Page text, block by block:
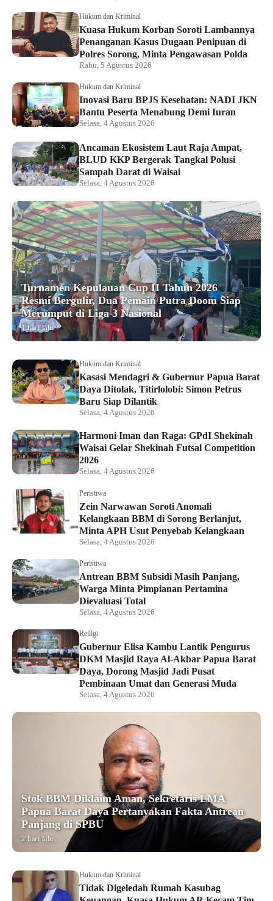
Hukum dan Kriminal
Kuasa Hukum Korban Soroti Lambannya
Penanganan Kasus Dugaan Penipuan di
Polres Sorong, Minta Pengawasan Polda
Rabu, 5 Agustus 2026
Hukum dan Kriminal
Inovasi Baru BPJS Kesehatan: NADI JKN
Bantu Peserta Menabung Demi Iuran
Selasa, 4 Agustus 2026
Ancaman Ekosistem Laut Raja Ampat,
BLUD KKP Bergerak Tangkal Polusi
Sampah Darat di Waisai
Selasa, 4 Agustus 2026
Turnamen Kepulauan Cup II Tahun 2026
Resmi Bergulir, Dua Pemain Putra Doom Siap
Merumput di Liga 3 Nasional
1 hari lalu
Hukum dan Kriminal
Kasasi Mendagri & Gubernur Papua Barat
Daya Ditolak, Titirlolobi: Simon Petrus
Baru Siap Dilantik
Selasa, 4 Agustus 2026
Harmoni Iman dan Raga: GPdI Shekinah
Waisai Gelar Shekinah Futsal Competition
2026
Selasa, 4 Agustus 2026
Peristiwa
Zein Narwawan Soroti Anomali
Kelangkaan BBM di Sorong Berlanjut,
Minta APH Usut Penyebab Kelangkaan
Selasa, 4 Agustus 2026
Peristiwa
Antrean BBM Subsidi Masih Panjang,
Warga Minta Pimpianan Pertamina
Dievaluasi Total
Selasa, 4 Agustus 2026
Reiligi
Gubernur Elisa Kambu Lantik Pengurus
DKM Masjid Raya Al-Akbar Papua Barat
Daya, Dorong Masjid Jadi Pusat
Pembinaan Umat dan Generasi Muda
Selasa, 4 Agustus 2026
Stok BBM Diklaim Aman, Sekretaris LMA
Papua Barat Daya Pertanyakan Fakta Antrean
Panjang di SPBU
2 hari lalu
Hukum dan Kriminal
Tidak Digeledah Rumah Kasubag